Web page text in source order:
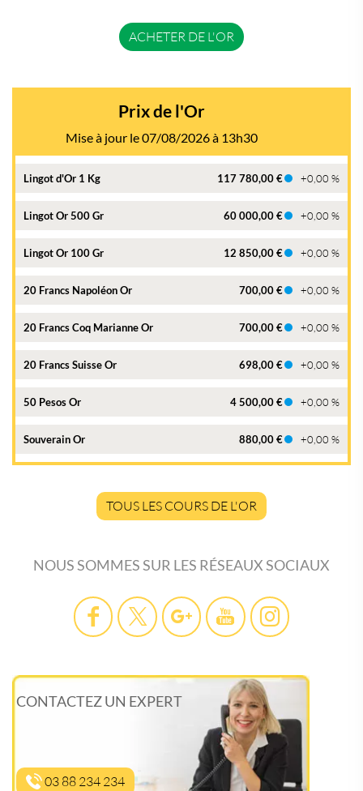
ACHETER DE L'OR
Prix de l'Or
Mise à jour le 07/08/2026 à 13h30
Lingot d'Or 1 Kg 117 780,00 € +0,00 %
Lingot Or 500 Gr 60 000,00 € +0,00 %
Lingot Or 100 Gr 12 850,00 € +0,00 %
20 Francs Napoléon Or 700,00 € +0,00 %
20 Francs Coq Marianne Or 700,00 € +0,00 %
20 Francs Suisse Or 698,00 € +0,00 %
50 Pesos Or 4 500,00 € +0,00 %
Souverain Or 880,00 € +0,00 %
TOUS LES COURS DE L'OR
NOUS SOMMES SUR LES RÉSEAUX SOCIAUX
CONTACTEZ UN EXPERT
03 88 234 234